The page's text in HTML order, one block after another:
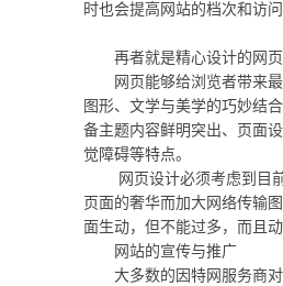
时也会提高网站的档次和访
再者就是精心设计的网页
网页能够给浏览者带来最
图形、文学与美学的巧妙结
备主题内容鲜明突出、页面
觉障碍等特点。
网页设计必须考虑到目前
页面的奢华而加大网络传输
面生动，但不能过多，而且
网站的宣传与推广
大多数的因特网服务商对